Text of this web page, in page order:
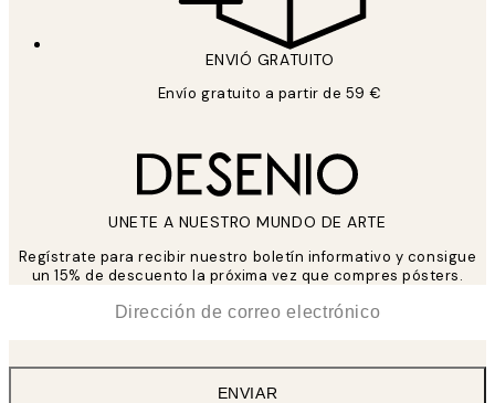
ENVIÓ GRATUITO
Envío gratuito a partir de 59 €
UNETE A NUESTRO MUNDO DE ARTE
Regístrate para recibir nuestro boletín informativo y consigue
un 15% de descuento la próxima vez que compres pósters.
ENVIAR